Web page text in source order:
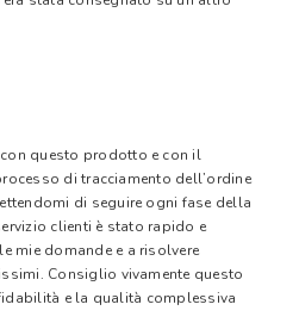
questo prodotto e con il
di tracciamento dell’ordine
di seguire ogni fase della
clienti è stato rapido e
mie domande e a risolvere
Consiglio vivamente questo
e la qualità complessiva